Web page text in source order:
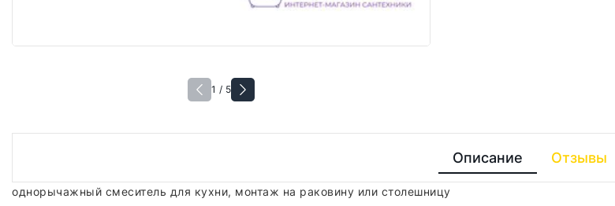
1 / 5
Описание Отзывы
однорычажный смеситель для кухни, монтаж на раковину или столешницу